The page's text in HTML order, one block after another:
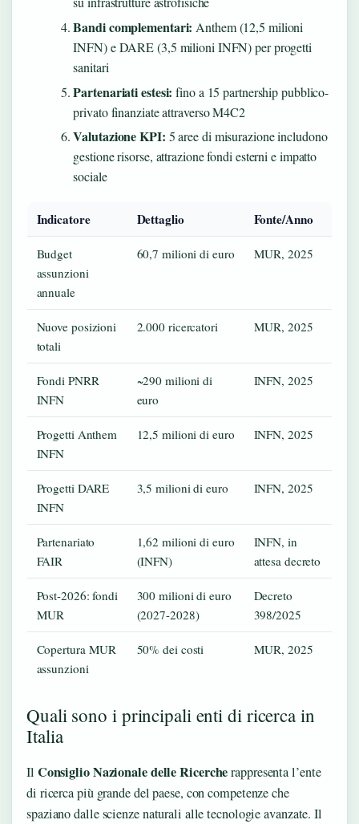
Bandi complementari: Anthem (12,5 milioni
INFN) e DARE (3,5 milioni INFN) per progetti
sanitari
Partenariati estesi: fino a 15 partnership pubblico-
privato finanziate attraverso M4C2
Valutazione KPI: 5 aree di misurazione includono
gestione risorse, attrazione fondi esterni e impatto
sociale
Indicatore Dettaglio Fonte/Anno
Budget
assunzioni
annuale
60,7 milioni di euro MUR, 2025
Nuove posizioni
totali
2.000 ricercatori MUR, 2025
Fondi PNRR
INFN
~290 milioni di
euro
INFN, 2025
Progetti Anthem
INFN
12,5 milioni di euro INFN, 2025
Progetti DARE
INFN
3,5 milioni di euro INFN, 2025
Partenariato
FAIR
1,62 milioni di euro
(INFN)
INFN, in
attesa decreto
Post-2026: fondi
MUR
300 milioni di euro
(2027-2028)
Decreto
398/2025
Copertura MUR
assunzioni
50% dei costi MUR, 2025
Quali sono i principali enti di ricerca in
Italia
Il Consiglio Nazionale delle Ricercherappresenta l’ente
di ricerca più grande del paese, con competenze che
spaziano dalle scienze naturali alle tecnologie avanzate. Il